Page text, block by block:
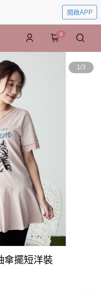
開啟APP
0
1/3
傘擺短洋裝